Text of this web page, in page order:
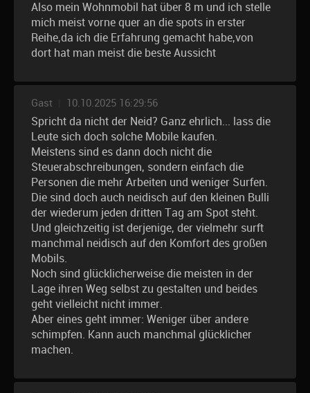
Also mein Wohnmobil hat über 8 m und ich stelle
mich meist vorne quer an die spots in erster
Reihe,da ich die Erfahrung gemacht habe,von
dort hat man meist die beste Aussicht
Gast 10.10.2025 16:29:56
Spricht da nicht der Neid? Ganz ehrlich... lass die
Leute sich doch solche Mobile kaufen.
Meistens sind es dann doch nicht die
Steuerabschreibungen, sondern einfach die
Personen die mehr Arbeiten und weniger Surfen.
Die sind doch auch neidisch auf den kleinen Bulli
der wiederum jeden dritten Tag am Spot steht.
Und gleichzeitig ist derjenige, der vielmehr surft
manchmal neidisch auf den Komfort des großen
Mobils.
Noch sind glücklicherweise die meisten in der
Lage ihren Weg selbst zu gestalten und beides
geht vielleicht nicht immer.
Aber eines geht immer: Weniger über andere
schimpfen. Kann auch manchmal glücklicher
machen.